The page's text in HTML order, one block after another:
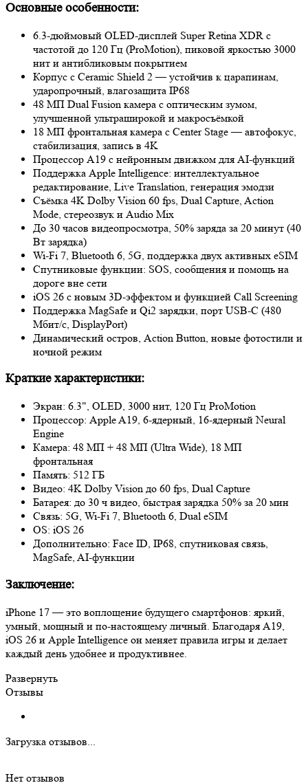
Основные особенности:
6.3-дюймовый OLED-дисплей Super Retina XDR с
частотой до 120 Гц (ProMotion), пиковой яркостью 3000
нит и антибликовым покрытием
Корпус с Ceramic Shield 2 — устойчив к царапинам,
ударопрочный, влагозащита IP68
48 МП Dual Fusion камера с оптическим зумом,
улучшенной ультраширокой и макросъёмкой
18 МП фронтальная камера с Center Stage — автофокус,
стабилизация, запись в 4K
Процессор A19 с нейронным движком для AI-функций
Поддержка Apple Intelligence: интеллектуальное
редактирование, Live Translation, генерация эмодзи
Съёмка 4K Dolby Vision 60 fps, Dual Capture, Action
Mode, стереозвук и Audio Mix
До 30 часов видеопросмотра, 50% заряда за 20 минут (40
Вт зарядка)
Wi‑Fi 7, Bluetooth 6, 5G, поддержка двух активных eSIM
Спутниковые функции: SOS, сообщения и помощь на
дороге вне сети
iOS 26 с новым 3D-эффектом и функцией Call Screening
Поддержка MagSafe и Qi2 зарядки, порт USB‑C (480
Мбит/с, DisplayPort)
Динамический остров, Action Button, новые фотостили и
ночной режим
Краткие характеристики:
Экран: 6.3", OLED, 3000 нит, 120 Гц ProMotion
Процессор: Apple A19, 6‑ядерный, 16‑ядерный Neural
Engine
Камера: 48 МП + 48 МП (Ultra Wide), 18 МП
фронтальная
Память: 512 ГБ
Видео: 4K Dolby Vision до 60 fps, Dual Capture
Батарея: до 30 ч видео, быстрая зарядка 50% за 20 мин
Связь: 5G, Wi‑Fi 7, Bluetooth 6, Dual eSIM
OS: iOS 26
Дополнительно: Face ID, IP68, спутниковая связь,
MagSafe, AI‑функции
Заключение:
iPhone 17 — это воплощение будущего смартфонов: яркий,
умный, мощный и по-настоящему личный. Благодаря A19,
iOS 26 и Apple Intelligence он меняет правила игры и делает
каждый день удобнее и продуктивнее.
Развернуть
Отзывы
Загрузка отзывов...
Нет отзывов